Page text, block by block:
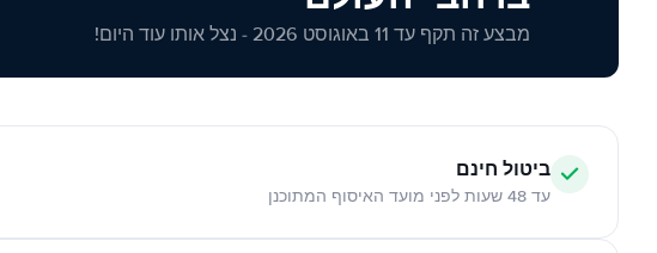
מבצע זה תקף עד 11 באוגוסט 2026 - נצל אותו עוד היום!
ביטול חינם
עד 48 שעות לפני מועד האיסוף המתוכנן